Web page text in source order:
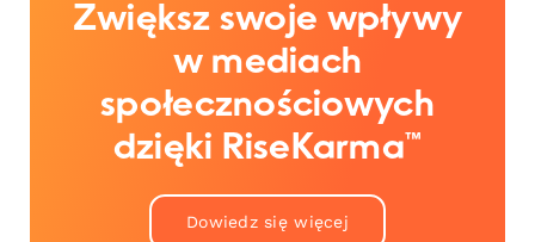
Zwiększ swoje wpływy
w mediach
społecznościowych
dzięki RiseKarma™
Dowiedz się więcej